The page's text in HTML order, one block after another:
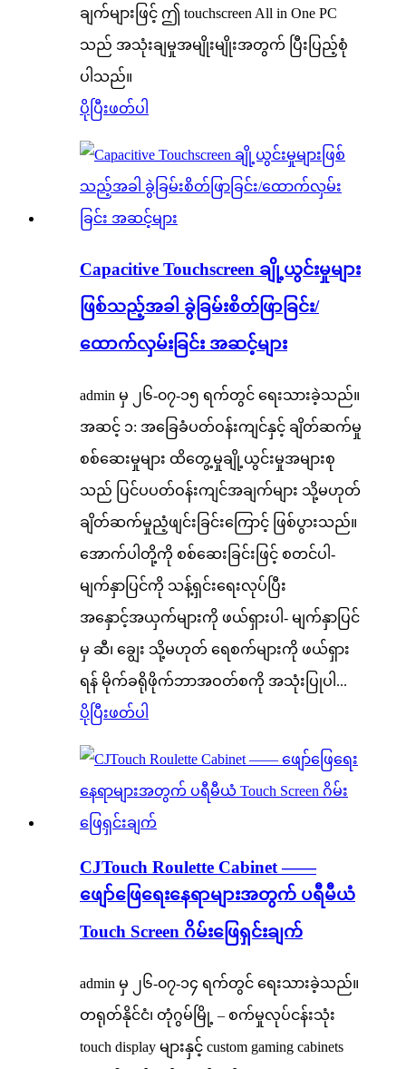
ချက်များဖြင့် ဤ touchscreen All in One PC
သည် အသုံးချမှုအမျိုးမျိုးအတွက် ပြီးပြည့်စုံ
ပါသည်။
ပိုပြီးဖတ်ပါ
Capacitive Touchscreen ချို့ယွင်းမှုများ
ဖြစ်သည့်အခါ ခွဲခြမ်းစိတ်ဖြာခြင်း/
ထောက်လှမ်းခြင်း အဆင့်များ
admin မှ ၂၆-၀၇-၁၅ ရက်တွင် ရေးသားခဲ့သည်။
အဆင့် ၁: အခြေခံပတ်ဝန်းကျင်နှင့် ချိတ်ဆက်မှု
စစ်ဆေးမှုများ ထိတွေ့မှုချို့ယွင်းမှုအများစု
သည် ပြင်ပပတ်ဝန်းကျင်အချက်များ သို့မဟုတ်
ချိတ်ဆက်မှုညံ့ဖျင်းခြင်းကြောင့် ဖြစ်ပွားသည်။
အောက်ပါတို့ကို စစ်ဆေးခြင်းဖြင့် စတင်ပါ-
မျက်နှာပြင်ကို သန့်ရှင်းရေးလုပ်ပြီး
အနှောင့်အယှက်များကို ဖယ်ရှားပါ- မျက်နှာပြင်
မှ ဆီ၊ ချွေး သို့မဟုတ် ရေစက်များကို ဖယ်ရှား
ရန် မိုက်ခရိုဖိုက်ဘာအဝတ်စကို အသုံးပြုပါ...
ပိုပြီးဖတ်ပါ
CJTouch Roulette Cabinet ——
ဖျော်ဖြေရေးနေရာများအတွက် ပရီမီယံ
Touch Screen ဂိမ်းဖြေရှင်းချက်
admin မှ ၂၆-၀၇-၁၄ ရက်တွင် ရေးသားခဲ့သည်။
တရုတ်နိုင်ငံ၊ တုံဂွမ်မြို့ – စက်မှုလုပ်ငန်းသုံး
touch display များနှင့် custom gaming cabinets